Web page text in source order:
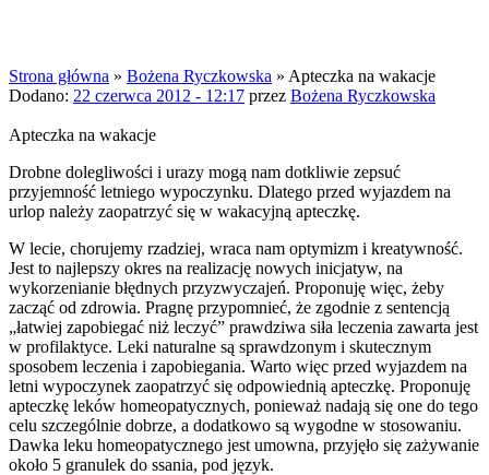
Strona główna » Bożena Ryczkowska » Apteczka na wakacje
Dodano: 22 czerwca 2012 - 12:17 przez Bożena Ryczkowska
Apteczka na wakacje
Drobne dolegliwości i urazy mogą nam dotkliwie zepsuć
przyjemność letniego wypoczynku. Dlatego przed wyjazdem na
urlop należy zaopatrzyć się w wakacyjną apteczkę.
W lecie, chorujemy rzadziej, wraca nam optymizm i kreatywność.
Jest to najlepszy okres na realizację nowych inicjatyw, na
wykorzenianie błędnych przyzwyczajeń. Proponuję więc, żeby
zacząć od zdrowia. Pragnę przypomnieć, że zgodnie z sentencją
„łatwiej zapobiegać niż leczyć” prawdziwa siła leczenia zawarta jest
w profilaktyce. Leki naturalne są sprawdzonym i skutecznym
sposobem leczenia i zapobiegania. Warto więc przed wyjazdem na
letni wypoczynek zaopatrzyć się odpowiednią apteczkę. Proponuję
apteczkę leków homeopatycznych, ponieważ nadają się one do tego
celu szczególnie dobrze, a dodatkowo są wygodne w stosowaniu.
Dawka leku homeopatycznego jest umowna, przyjęło się zażywanie
około 5 granulek do ssania, pod język.